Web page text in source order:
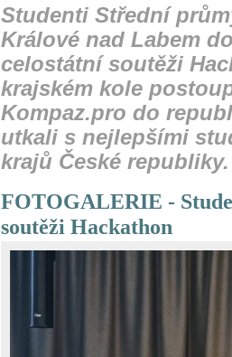
Studenti Střední
Králové nad Labem
celostátní soutěži
krajském kole
Kompaz.pro do
utkali s nejlepšími
krajů České republiky.
FOTOGALERIE -
soutěži Hackathon